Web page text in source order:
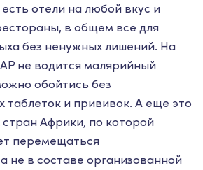
отели на любой вкус и
в общем все для
без ненужных лишений. На
не водится малярийный
обойтись без
таблеток и прививок. А еще это
Африки, по которой
перемещаться
не в составе организованной